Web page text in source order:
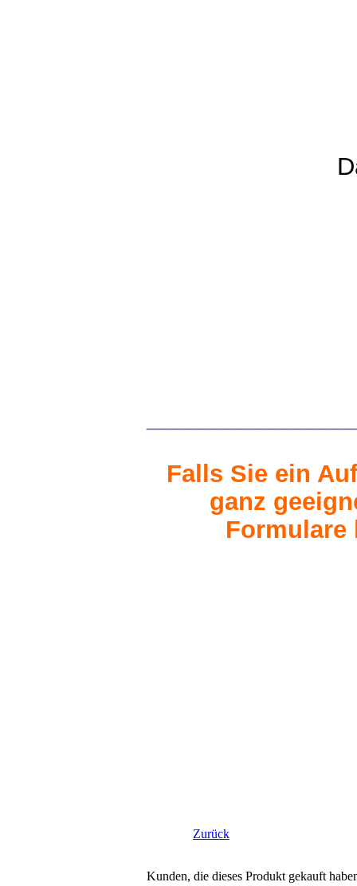
Falls Sie ein
ganz
Formulare
Zurück
Kunden, die dieses Produkt gekauft